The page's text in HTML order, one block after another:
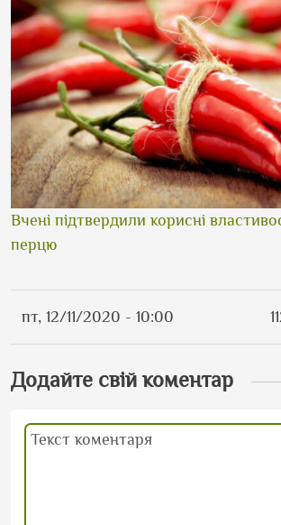
Вчені підтвердили корисні
перцю
пт, 12/11/2020 - 10:00
Додайте свій коментар